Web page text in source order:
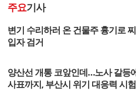
주요기사
변기 수리하러 온 건물주 흉기로
입자 검거
양산선 개통 코앞인데…노사 갈등
사표까지, 부산시 위기 대응력 시